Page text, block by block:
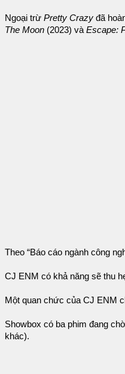
Ngoại trừ Pretty Crazy đã
The Moon (2023) và Escape:
Theo “Báo cáo ngành công
CJ ENM có khả năng sẽ thu
Một quan chức của CJ ENM
Showbox có ba phim đang
khác).